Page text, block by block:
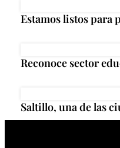
Estamos listos para
Reconoce sector
Saltillo, una de las